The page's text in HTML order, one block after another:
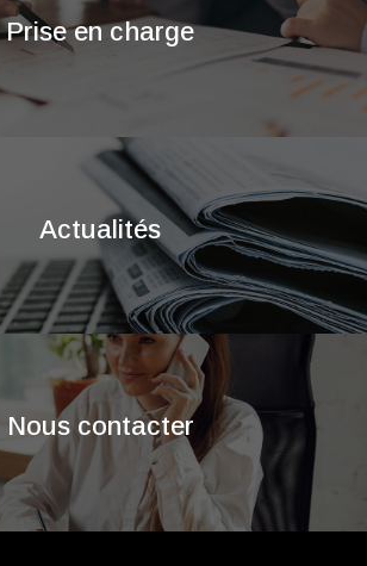
Prise en charge
Actualités
Nous contacter